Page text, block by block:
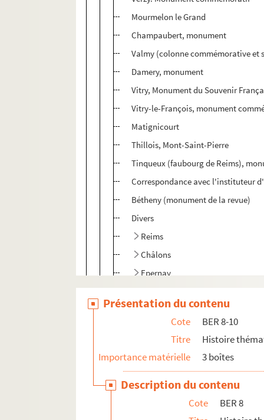
Mourmelon le Grand
Champaubert, monument
Valmy (colonne commémorative et
Damery, monument
Vitry, Monument du Souvenir
Vitry-le-François, monument
Matignicourt
Thillois, Mont-Saint-Pierre
Tinqueux (faubourg de Reims),
Correspondance avec l'instituteur
Bétheny (monument de la revue)
Divers
Reims
Châlons
Epernay
BER 9. Histoire thématique de Châlons,
BER 10. Histoire thématique de
BER 11. Divers
Présentation du contenu
Cote
BER 8-10
Titre
Histoire
Importance matérielle
3 boîtes
Description du contenu
Cote
BER 8